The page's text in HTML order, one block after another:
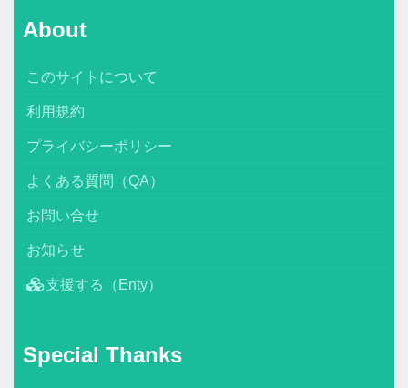
About
このサイトについて
利用規約
プライバシーポリシー
よくある質問（QA）
お問い合せ
お知らせ
支援する（Enty）
Special Thanks